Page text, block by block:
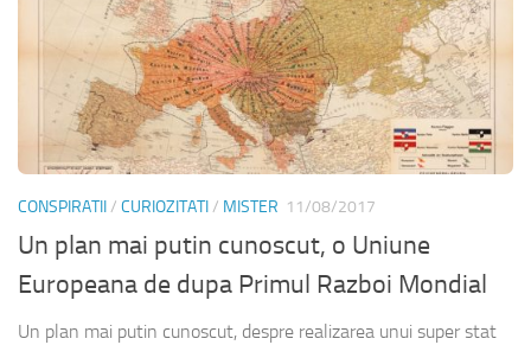
CONSPIRATII/ CURIOZITATI/ MISTER 11/08/2017
Un plan mai putin cunoscut, o Uniune
Europeana de dupa Primul Razboi Mondial
Un plan mai putin cunoscut, despre realizarea unui super stat